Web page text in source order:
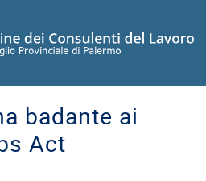
badante ai
Act